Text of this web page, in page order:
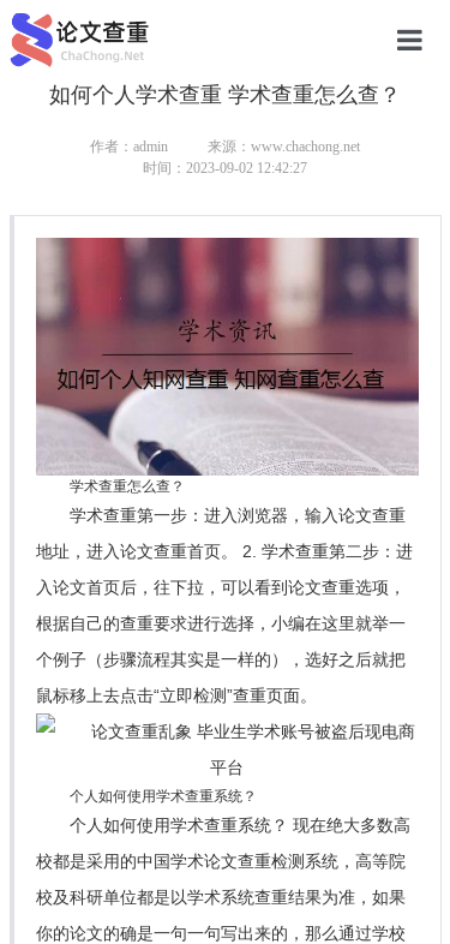
网站首页
研究生论
如何个人学术查重 学术查重怎么查？
作者：admin
来源：www.chachong.net
时间：2023-09-02 12:42:27
学术查重怎么查？
学术查重第一步：进入浏览器，输入论文查重
地址，进入论文查重首页。 2. 学术查重第二步：进
入论文首页后，往下拉，可以看到论文查重选项，
根据自己的查重要求进行选择，小编在这里就举一
个例子（步骤流程其实是一样的），选好之后就把
鼠标移上去点击“立即检测”查重页面。
个人如何使用学术查重系统？
个人如何使用学术查重系统？ 现在绝大多数高
校都是采用的中国学术论文查重检测系统，高等院
校及科研单位都是以学术系统查重结果为准，如果
你的论文的确是一句一句写出来的，那么通过学校